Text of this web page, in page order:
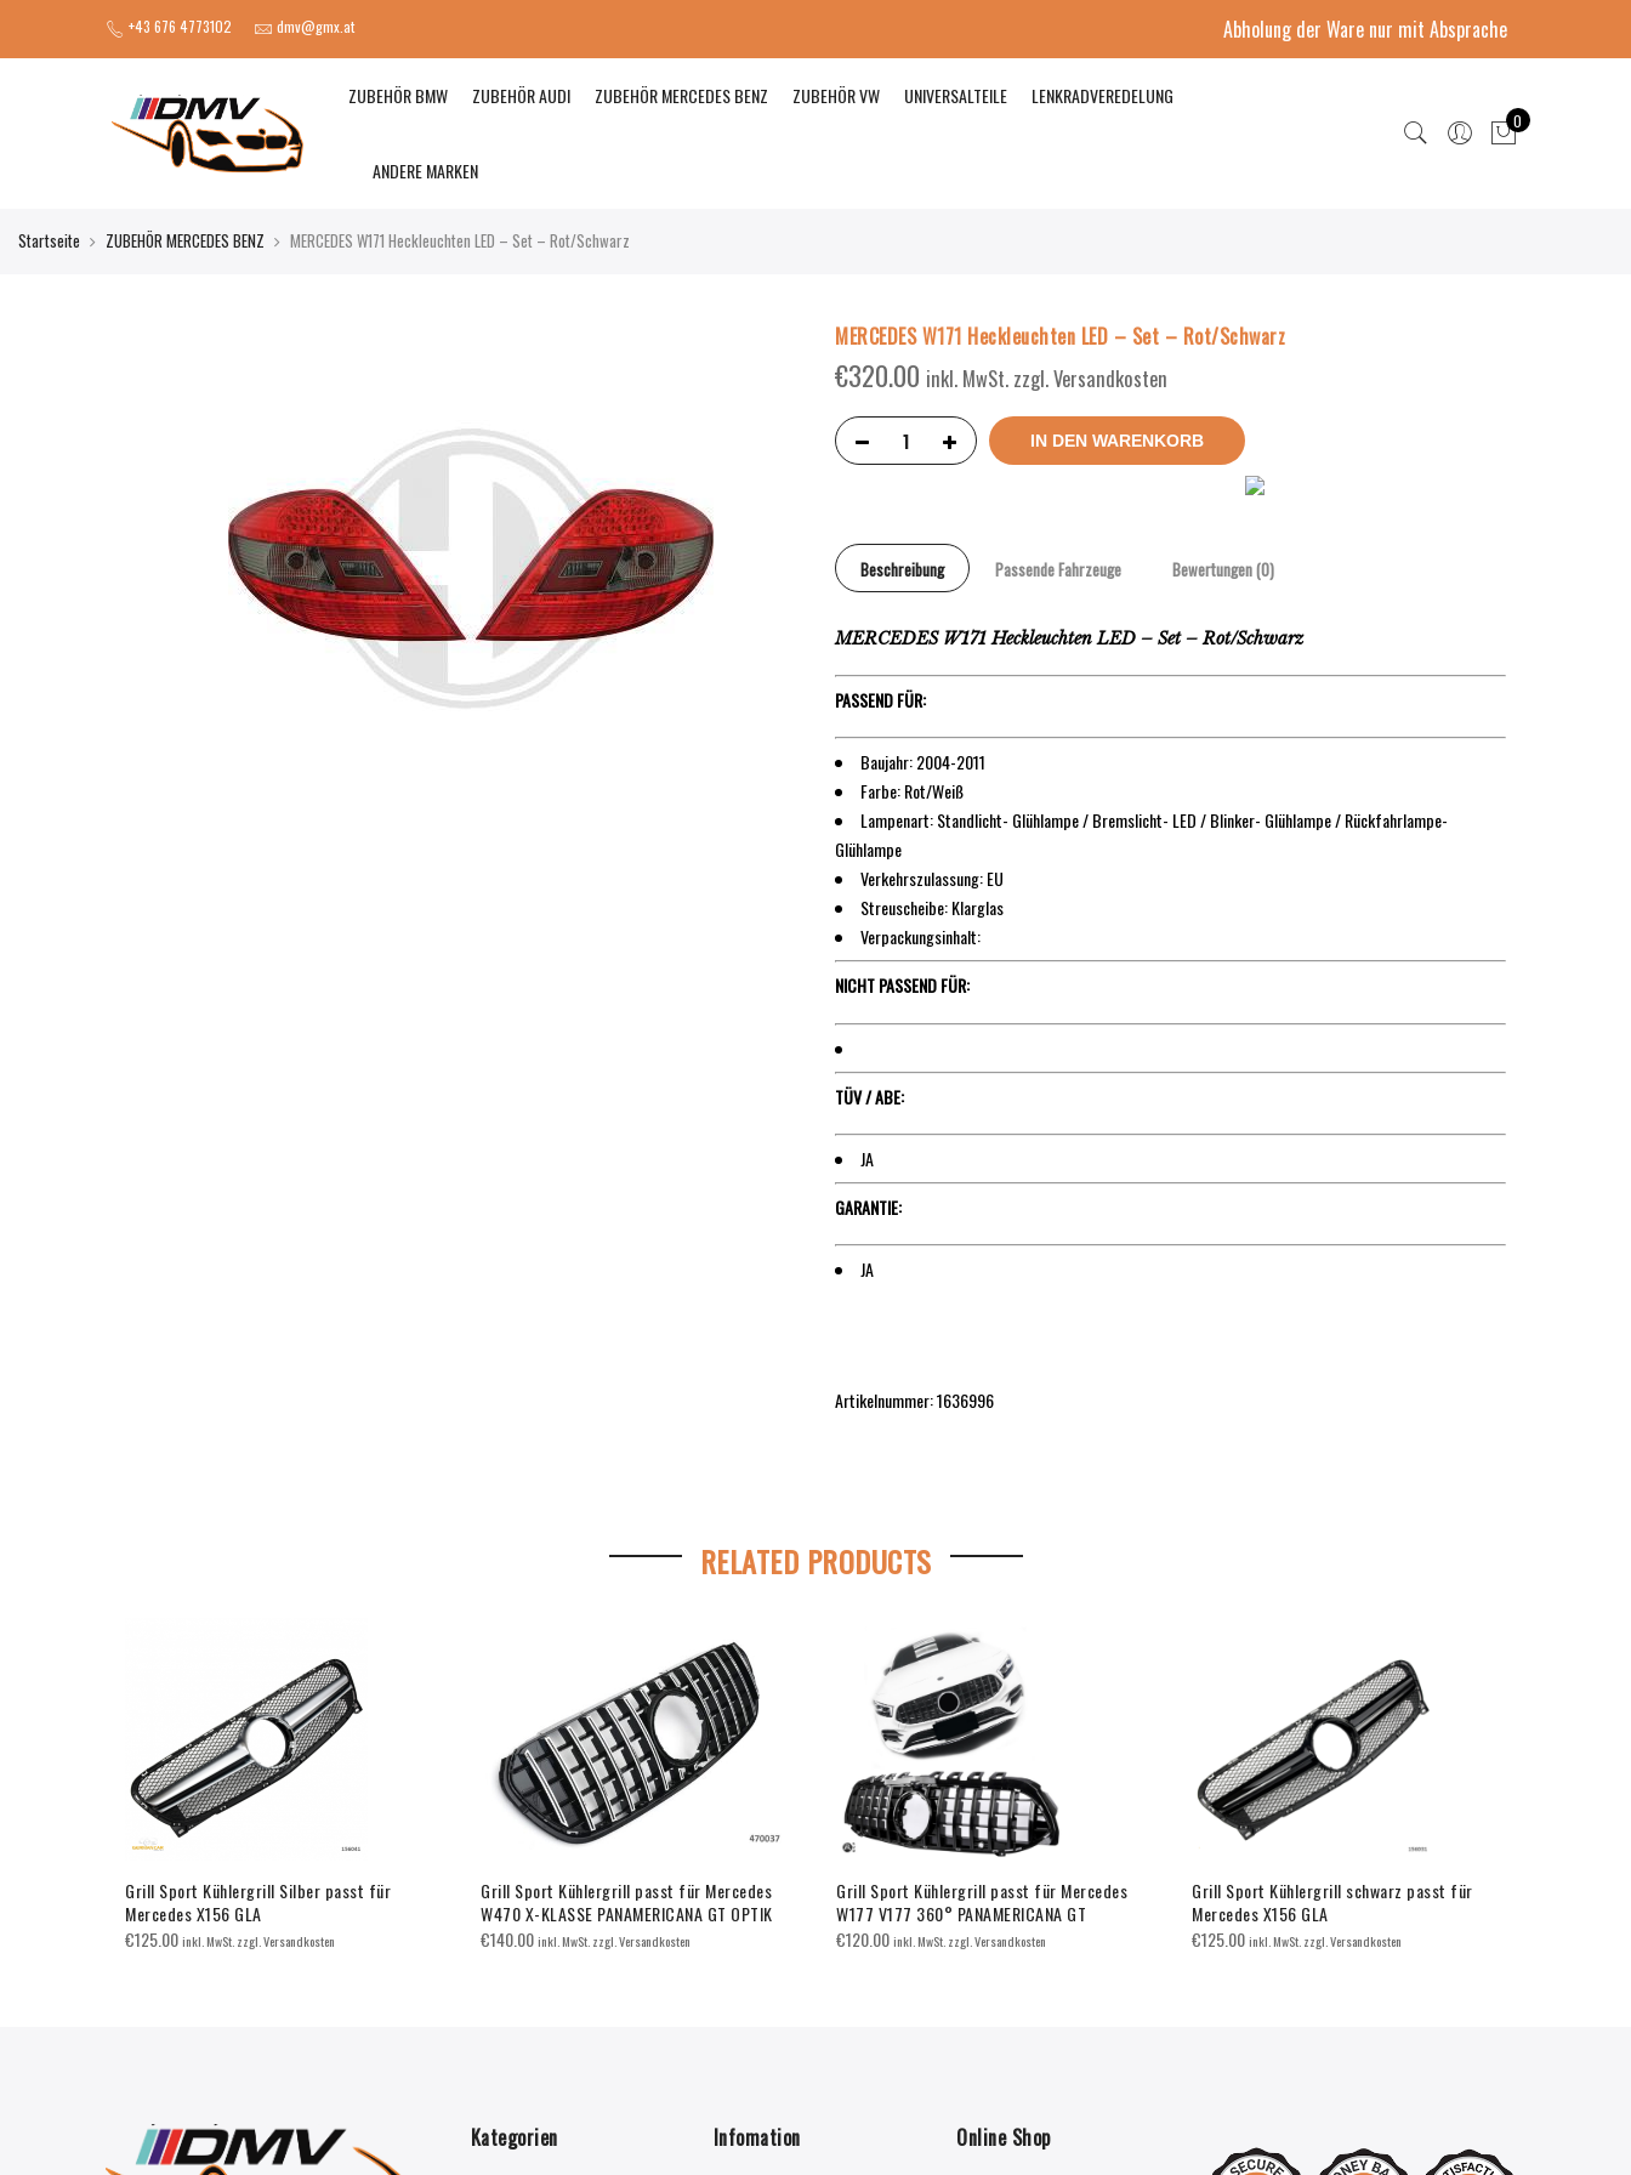
+43 676 4773102 dmv@gmx.at Abholung der Ware nur mit Absprache
ZUBEHÖR BMW ZUBEHÖR AUDI ZUBEHÖR MERCEDES BENZ ZUBEHÖR VW UNIVERSALTEILE LENKRADVEREDELUNG
ANDERE MARKEN
0
Startseite ZUBEHÖR MERCEDES BENZ MERCEDES W171 Heckleuchten LED – Set – Rot/Schwarz
MERCEDES W171 Heckleuchten LED – Set – Rot/Schwarz
€320.00 inkl. MwSt. zzgl. Versandkosten
IN DEN WARENKORB
Beschreibung Passende Fahrzeuge Bewertungen (0)
MERCEDES W171 Heckleuchten LED – Set – Rot/Schwarz
PASSEND FÜR:
Baujahr: 2004-2011
Farbe: Rot/Weiß
Lampenart: Standlicht- Glühlampe / Bremslicht- LED / Blinker- Glühlampe / Rückfahrlampe-
Glühlampe
Verkehrszulassung: EU
Streuscheibe: Klarglas
Verpackungsinhalt:
NICHT PASSEND FÜR:
TÜV / ABE:
JA
GARANTIE:
JA
Artikelnummer: 1636996
RELATED PRODUCTS
Grill Sport Kühlergrill Silber passt für
Mercedes X156 GLA
€125.00inkl. MwSt. zzgl. Versandkosten
Grill Sport Kühlergrill passt für Mercedes
W470 X-KLASSE PANAMERICANA GT OPTIK
€140.00inkl. MwSt. zzgl. Versandkosten
Grill Sport Kühlergrill passt für Mercedes
W177 V177 360° PANAMERICANA GT
€120.00inkl. MwSt. zzgl. Versandkosten
Grill Sport Kühlergrill schwarz passt für
Mercedes X156 GLA
€125.00inkl. MwSt. zzgl. Versandkosten
Kategorien Infomation Online Shop